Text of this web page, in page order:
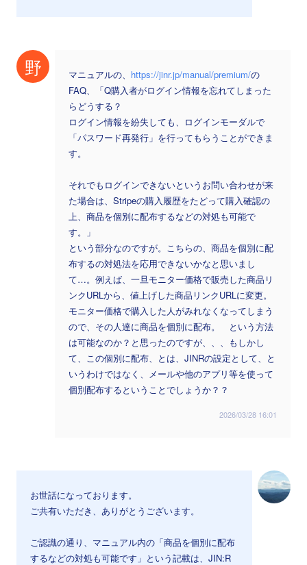
野 マニュアルの、 https://jinr.jp/manual/premium/の
FAQ、「Q購入者がログイン情報を忘れてしまった
らどうする？
ログイン情報を紛失しても、ログインモーダルで
「パスワード再発行」を行ってもらうことができま
す。
それでもログインできないというお問い合わせが来
た場合は、Stripeの購入履歴をたどって購入確認の
上、商品を個別に配布するなどの対処も可能で
す。」
という部分なのですが。こちらの、商品を個別に配
布するの対処法を応用できないかなと思いまし
て…。例えば、一旦モニター価格で販売した商品リ
ンクURLから、値上げした商品リンクURLに変更。
モニター価格で購入した人がみれなくなってしまう
ので、その人達に商品を個別に配布。 という方法
は可能なのか？と思ったのですが、、、もしかし
て、この個別に配布、とは、JINRの設定として、と
いうわけではなく、メールや他のアプリ等を使って
個別配布するということでしょうか？？
2026/03/28 16:01
お世話になっております。
ご共有いただき、ありがとうございます。
ご認識の通り、マニュアル内の「商品を個別に配布
するなどの対処も可能です」という記載は、JIN:R